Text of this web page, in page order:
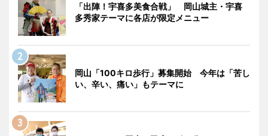
「出陣！宇喜多美食合戦」 岡山城主・宇喜
多秀家テーマに各店が限定メニュー
岡山「100キロ歩行」募集開始 今年は「苦し
い、辛い、痛い」もテーマに